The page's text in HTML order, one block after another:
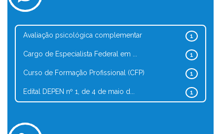
1
Avaliação psicológica complementar
1
Cargo de Especialista Federal em ...
1
Curso de Formação Profissional (CFP)
1
Edital DEPEN nº 1, de 4 de maio d...